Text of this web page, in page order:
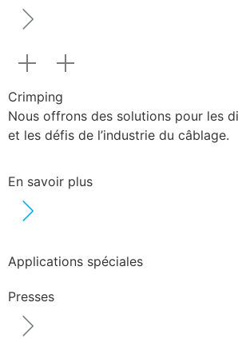
Crimping
Nous offrons des solutions pour les
et les défis de l’industrie du câblage.
En savoir plus
Applications spéciales
Presses